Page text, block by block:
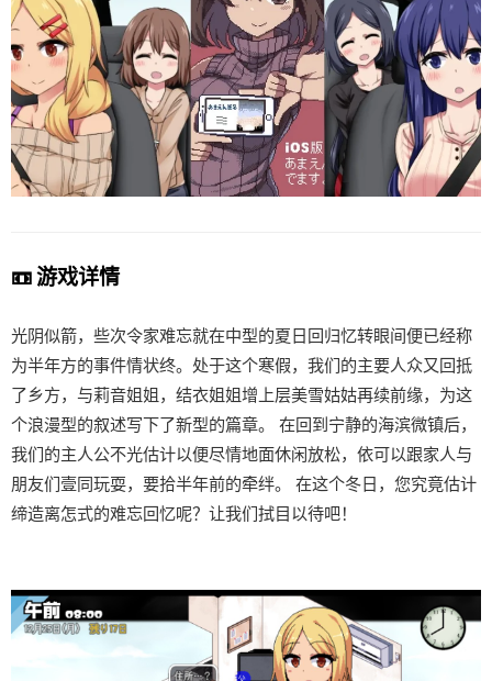
📼 游戏详情
光阴似箭，些次令家难忘就在中型的夏日回归忆转眼间便已经称
为半年方的事件情状终。处于这个寒假，我们的主要人众又回抵
了乡方，与莉音姐姐，结衣姐姐增上层美雪姑姑再续前缘，为这
个浪漫型的叙述写下了新型的篇章。 在回到宁静的海滨微镇后，
我们的主人公不光估计以便尽情地面休闲放松，依可以跟家人与
朋友们壹同玩耍，要拾半年前的牵绊。 在这个冬日，您究竟估计
缔造离怎式的难忘回忆呢？让我们拭目以待吧！